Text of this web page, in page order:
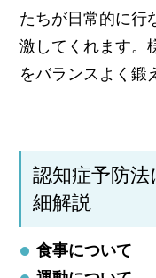
たちが日常的に行
激してくれます。
をバランスよく鍛
認知症予防
細解説
食事について